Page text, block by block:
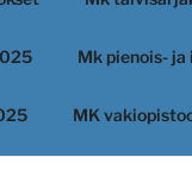
Mk pienois-
MK